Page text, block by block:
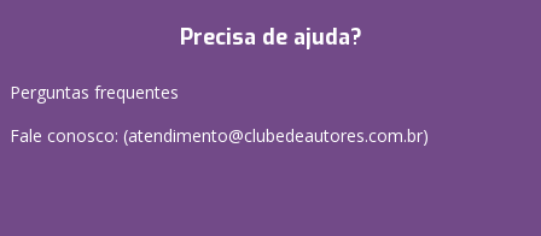
Precisa de ajuda?
Perguntas frequentes
Fale conosco: (atendimento@clubedeautores.com.br)